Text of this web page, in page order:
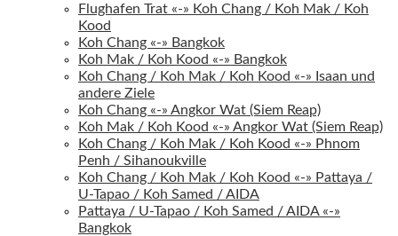
Flughafen Trat «-» Koh Chang / Koh Mak / Koh
Kood
Koh Chang «-» Bangkok
Koh Mak / Koh Kood «-» Bangkok
Koh Chang / Koh Mak / Koh Kood «-» Isaan und
andere Ziele
Koh Chang «-» Angkor Wat (Siem Reap)
Koh Mak / Koh Kood «-» Angkor Wat (Siem Reap)
Koh Chang / Koh Mak / Koh Kood «-» Phnom
Penh / Sihanoukville
Koh Chang / Koh Mak / Koh Kood «-» Pattaya /
U-Tapao / Koh Samed / AIDA
Pattaya / U-Tapao / Koh Samed / AIDA «-»
Bangkok